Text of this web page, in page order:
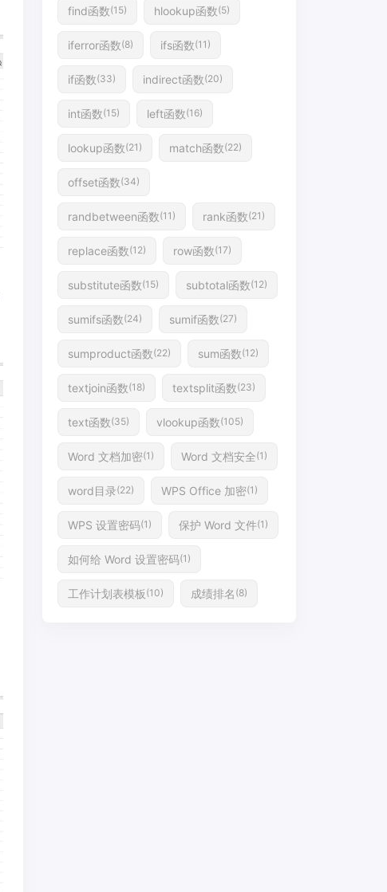
find函数(15) hlookup函数(5)
iferror函数(8) ifs函数(11)
if函数(33) indirect函数(20)
int函数(15) left函数(16)
lookup函数(21) match函数(22)
offset函数(34)
randbetween函数(11) rank函数(21)
replace函数(12) row函数(17)
substitute函数(15) subtotal函数(12)
sumifs函数(24) sumif函数(27)
sumproduct函数(22) sum函数(12)
textjoin函数(18) textsplit函数(23)
text函数(35) vlookup函数(105)
Word 文档加密(1) Word 文档安全(1)
word目录(22) WPS Office 加密(1)
WPS 设置密码(1) 保护 Word 文件(1)
如何给 Word 设置密码(1)
工作计划表模板 (10) 成绩排名 (8)